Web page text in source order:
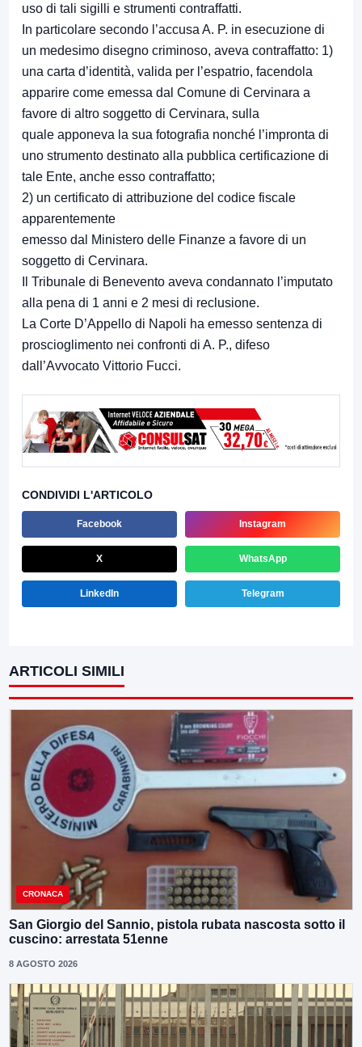
uso di tali sigilli e strumenti contraffatti.
In particolare secondo l’accusa A. P. in esecuzione di
un medesimo disegno criminoso, aveva contraffatto: 1)
una carta d’identità, valida per l’espatrio, facendola
apparire come emessa dal Comune di Cervinara a
favore di altro soggetto di Cervinara, sulla
quale apponeva la sua fotografia nonché l’impronta di
uno strumento destinato alla pubblica certificazione di
tale Ente, anche esso contraffatto;
2) un certificato di attribuzione del codice fiscale
apparentemente
emesso dal Ministero delle Finanze a favore di un
soggetto di Cervinara.
Il Tribunale di Benevento aveva condannato l’imputato
alla pena di 1 anni e 2 mesi di reclusione.
La Corte D’Appello di Napoli ha emesso sentenza di
proscioglimento nei confronti di A. P., difeso
dall’Avvocato Vittorio Fucci.
CONDIVIDI L'ARTICOLO
Facebook Instagram
X WhatsApp
LinkedIn Telegram
ARTICOLI SIMILI
CRONACA
San Giorgio del Sannio, pistola rubata nascosta sotto il
cuscino: arrestata 51enne
8 AGOSTO 2026